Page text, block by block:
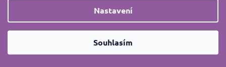
Nastavení
Souhlasím